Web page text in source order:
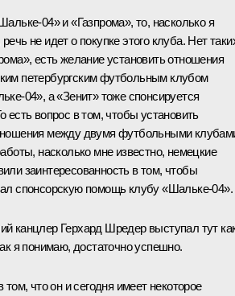
04» и «Газпрома», то, насколько я
не идет о покупке этого клуба. Нет
есть желание установить отношения
петербургским футбольным клубом
04», а «Зенит» тоже спонсируется
есть вопрос в том, чтобы установить
между двумя футбольными
насколько мне известно, немецкие
заинтересованность в том, чтобы
спонсорскую помощь клубу «Шальке-04».
канцлер Герхард Шредер выступал тут
я понимаю, достаточно успешно.
что он и сегодня имеет некоторое